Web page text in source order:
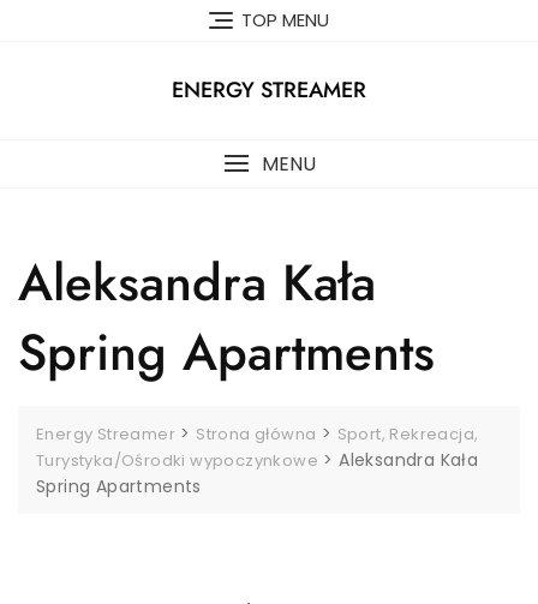
TOP MENU
ENERGY STREAMER
MENU
Aleksandra Kała
Spring Apartments
Energy Streamer > Strona główna > Sport, Rekreacja,
Turystyka/Ośrodki wypoczynkowe >Aleksandra Kała
Spring Apartments